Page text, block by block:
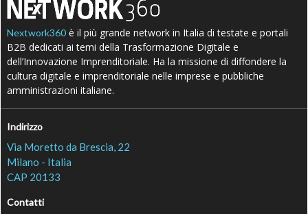
Nextwork360 è il più grande network in Italia di testate e portali
B2B dedicati ai temi della Trasformazione Digitale e
dell’Innovazione Imprenditoriale. Ha la missione di diffondere la
cultura digitale e imprenditoriale nelle imprese e pubbliche
amministrazioni italiane.
Indirizzo
Via Moretto da Brescia, 22
Milano - Italia
CAP 20133
Contatti